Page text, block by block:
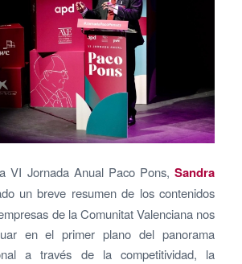
VI Jornada Anual Paco Pons,Sandra
un breve resumen de los contenidos
de la Comunitat Valenciana nos
en el primer plano del panorama
a través de la competitividad, la